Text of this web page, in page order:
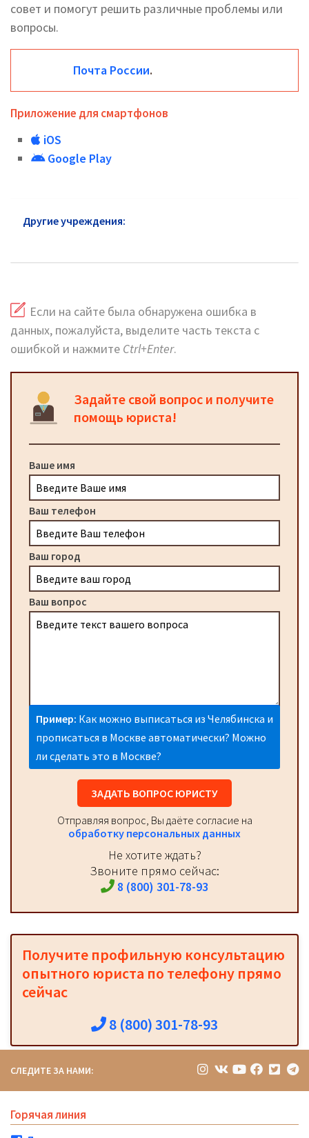
совет и помогут решить различные проблемы или
вопросы.
Почта России.
Приложение для смартфонов
iOS
Google Play
Другие учреждения:
Если на сайте была обнаружена ошибка в
данных, пожалуйста, выделите часть текста с
ошибкой и нажмите Ctrl+Enter.
Задайте свой вопрос и получите
помощь юриста!
Ваше имя
Ваш телефон
Ваш город
Ваш вопрос
Пример: Как можно выписаться из Челябинска и
прописаться в Москве автоматически? Можно
ли сделать это в Москве?
ЗАДАТЬ ВОПРОС ЮРИСТУ
Отправляя вопрос, Вы даёте согласие на
обработку персональных данных
Не хотите ждать?
Звоните прямо сейчас:
8 (800) 301-78-93
Получите профильную консультацию
опытного юриста по телефону прямо
сейчас
8 (800) 301-78-93
СЛЕДИТЕ ЗА НАМИ:
Горячая линия